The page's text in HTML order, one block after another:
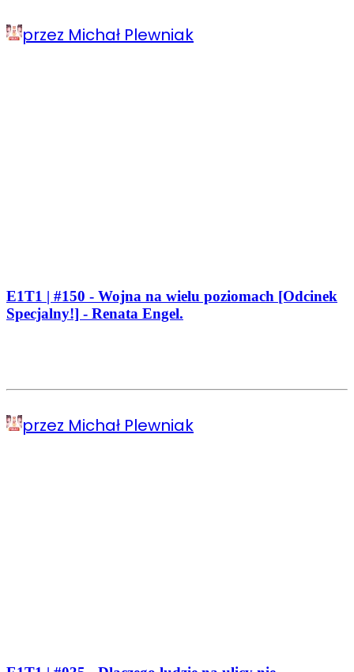
przez Michał Plewniak
E1T1 | #150 - Wojna na wielu poziomach [Odcinek
Specjalny!] - Renata Engel.
przez Michał Plewniak